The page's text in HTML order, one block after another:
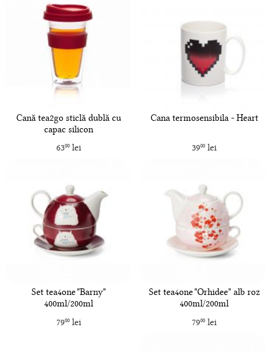
Cană tea2go sticlă dublă cu
capac silicon
6300lei
Cana termosensibila - Heart
3900lei
Set tea4one "Barny"
400ml/200ml
7900lei
Set tea4one "Orhidee" alb roz
400ml/200ml
7900lei